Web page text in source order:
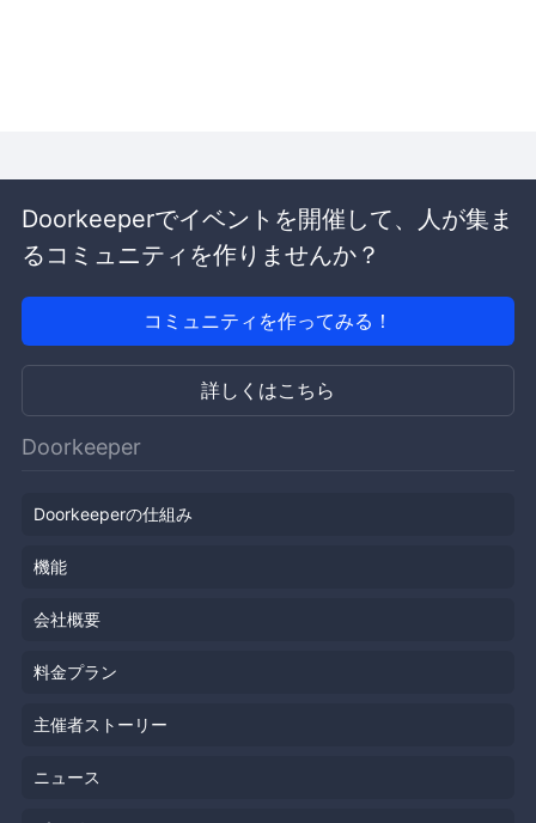
Doorkeeperでイベントを開催して、人が集ま
るコミュニティを作りませんか？
コミュニティを作ってみる！
詳しくはこちら
Doorkeeper
Doorkeeperの仕組み
機能
会社概要
料金プラン
主催者ストーリー
ニュース